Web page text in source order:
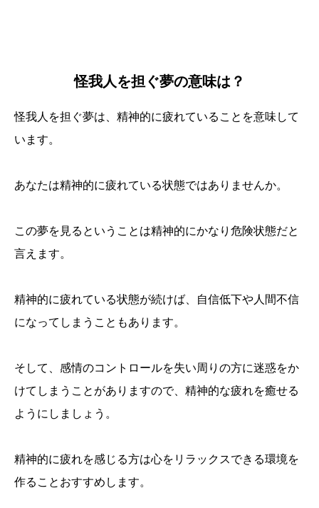
怪我人を担ぐ夢の意味は？
怪我人を担ぐ夢は、精神的に疲れていることを意味して
います。
あなたは精神的に疲れている状態ではありませんか。
この夢を見るということは精神的にかなり危険状態だと
言えます。
精神的に疲れている状態が続けば、自信低下や人間不信
になってしまうこともあります。
そして、感情のコントロールを失い周りの方に迷惑をか
けてしまうことがありますので、精神的な疲れを癒せる
ようにしましょう。
精神的に疲れを感じる方は心をリラックスできる環境を
作ることおすすめします。